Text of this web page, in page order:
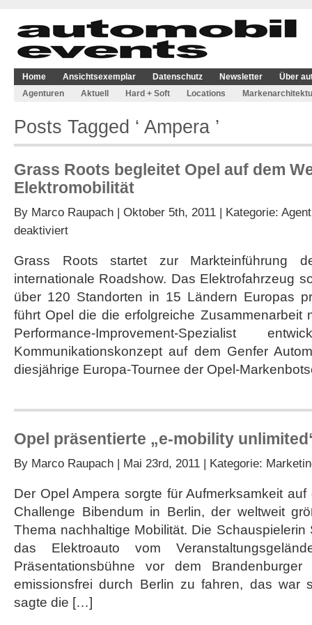
Home Ansichtsexemplar Datenschutz Newsletter
Über
Agenturen
Aktuell Hard + Soft Locations
Posts Tagged ‘ Ampera ’
Grass Roots begleitet Opel auf dem
Elektromobilität
By Marco Raupach | Oktober 5th, 2011 | Kategorie:
deaktiviertfür
begleitet
Opel
dem
Weg
die
Elektromobilität
Grass Roots startet zur Markteinführung
internationale Roadshow. Das Elektrofahrzeug
über 120 Standorten in 15 Ländern Europas
führt Opel die die erfolgreiche Zusammenarbeit
Performance-Improvement-Spezialist
Kommunikationskonzept auf dem Genfer
diesjährige Europa-Tournee der Opel-
Opel präsentierte „e-mobility
By Marco Raupach | Mai 23rd, 2011 | Kategorie:
Der Opel Ampera sorgte für Aufmerksamkeit
Challenge Bibendum in Berlin, der weltweit
Thema nachhaltige Mobilität. Die
das Elektroauto vom
Präsentationsbühne vor dem
emissionsfrei durch Berlin zu fahren, das war
sagte die […]